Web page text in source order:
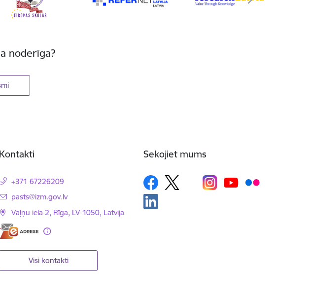
noderīga?
Kontakti
+371 67226209
E-pasts:
pasts@izm.gov.lv
Vaļņu iela 2, Rīga, LV-1050, Latvija
Visi kontakti
Sekojiet mums